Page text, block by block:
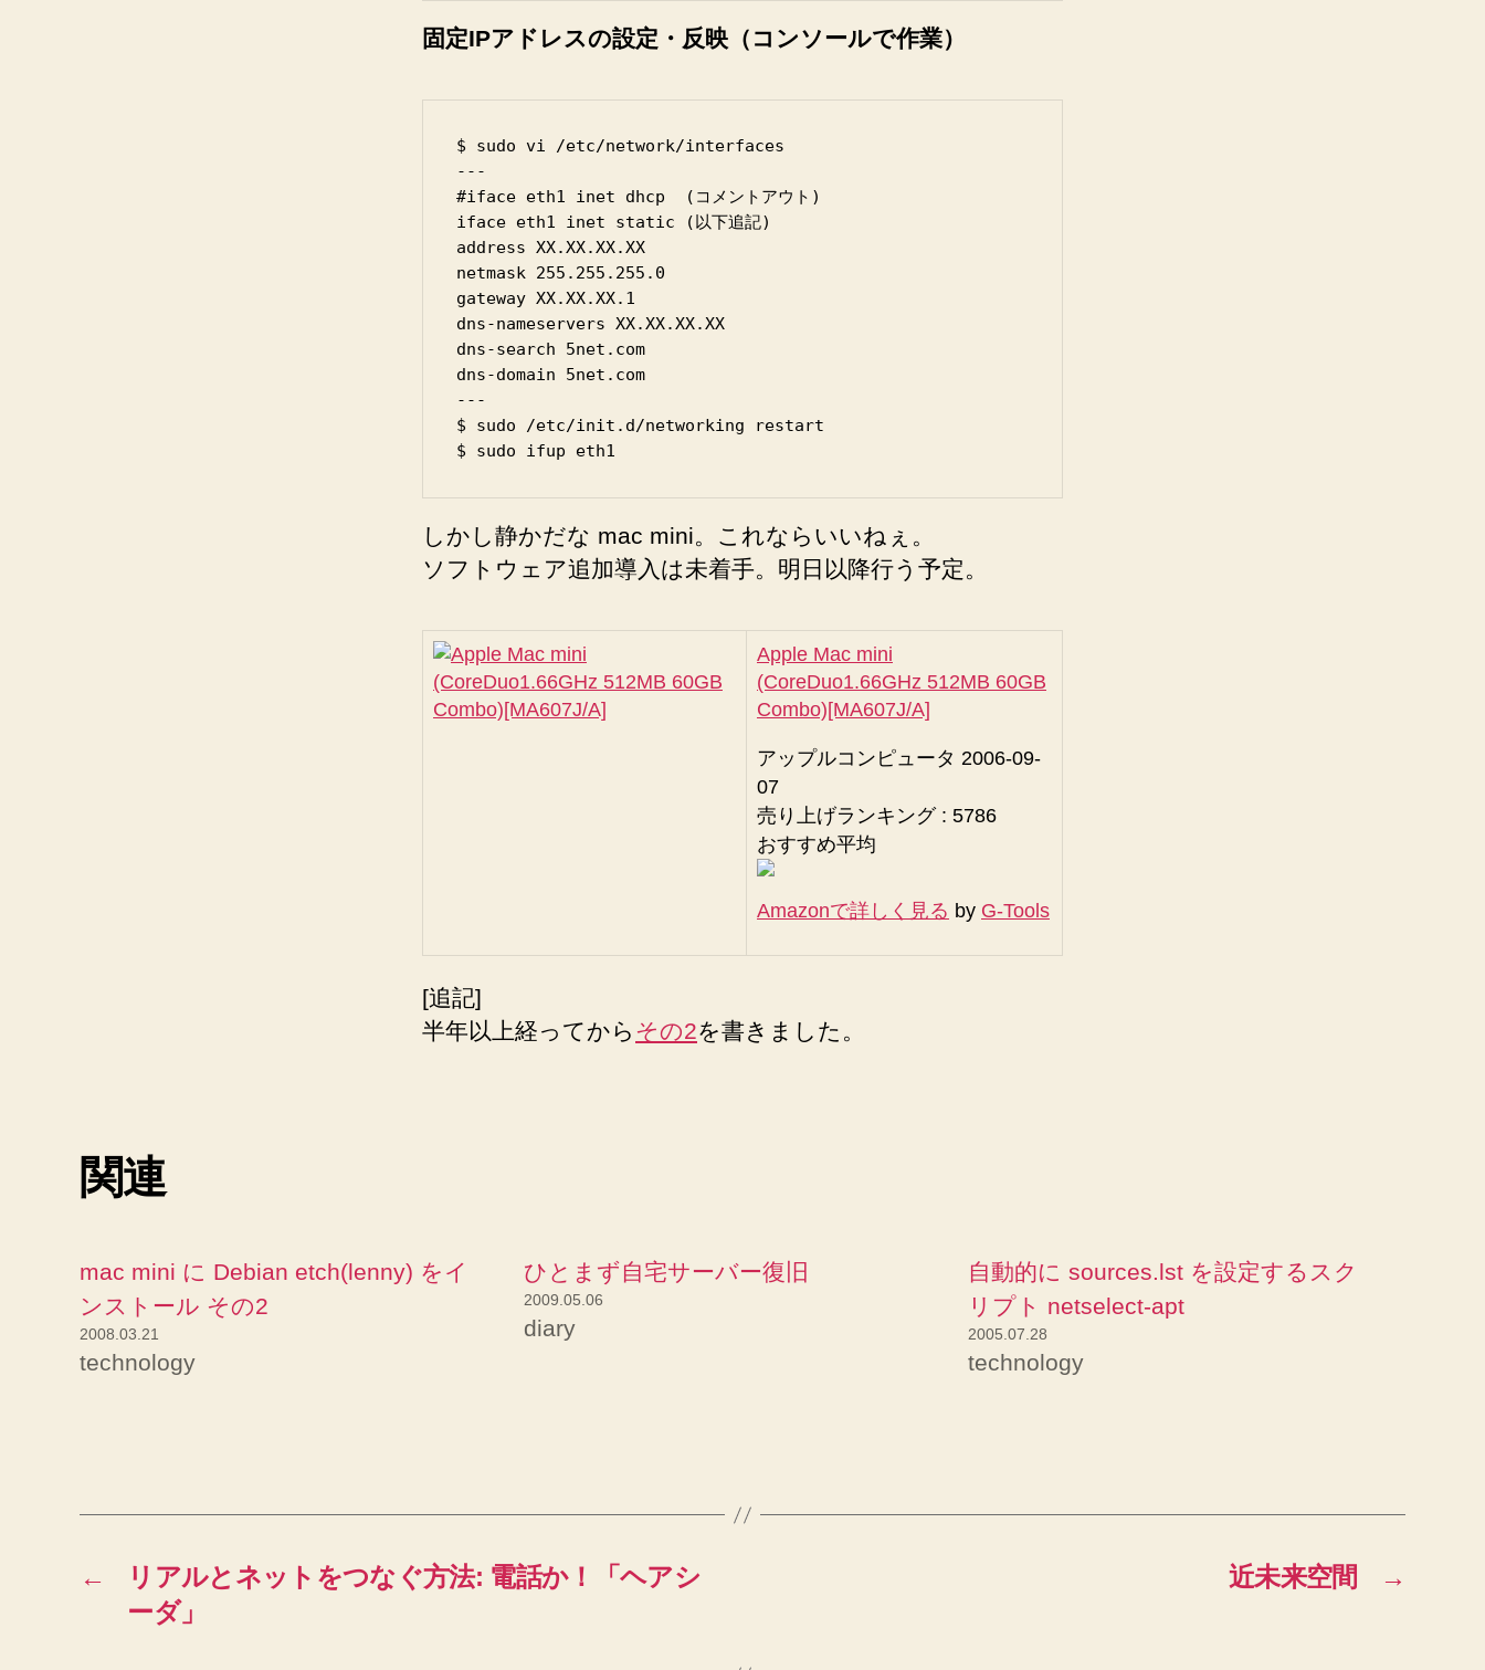
固定IPアドレスの設定・反映（コンソールで作業）
$ sudo vi /etc/network/interfaces
---
#iface eth1 inet dhcp  (コメントアウト)
iface eth1 inet static (以下追記)
address XX.XX.XX.XX
netmask 255.255.255.0
gateway XX.XX.XX.1
dns-nameservers XX.XX.XX.XX
dns-search 5net.com
dns-domain 5net.com
---
$ sudo /etc/init.d/networking restart
しかし静かだな mac mini。これならいいねぇ。
ソフトウェア追加導入は未着手。明日以降行う予定。
Apple Mac mini
(CoreDuo1.66GHz 512MB 60GB
Combo)[MA607J/A]
アップルコンピュータ 2006-09-
07
売り上げランキング : 5786
おすすめ平均
Amazonで詳しく見る by G-Tools
[追記]
半年以上経ってから その2を書きました。
関連
mac mini に Debian etch(lenny) をイ
ンストール その2
2008.03.21
technology
ひとまず自宅サーバー復旧
2009.05.06
diary
自動的に sources.lst を設定するスク
リプト netselect-apt
2005.07.28
technology
←
リアルとネットをつなぐ方法: 電話か！「ヘアシ
ーダ」
→
近未来空間